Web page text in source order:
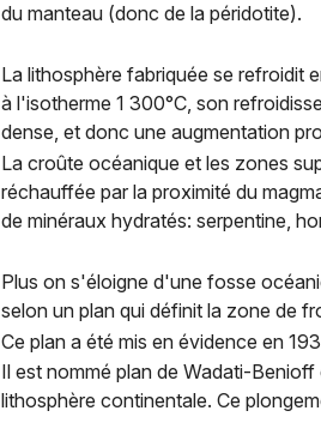
du manteau (donc de la péridotite).
La lithosphère fabriquée se refroidit
à l'isotherme 1 300°C, son
dense, et donc une augmentation
La croûte océanique et les zones
réchauffée par la proximité du
de minéraux hydratés: serpentine,
Plus on s'éloigne d'une fosse
selon un plan qui définit la zone de
Ce plan a été mis en évidence en
Il est nommé plan de Wadati-
lithosphère continentale. Ce